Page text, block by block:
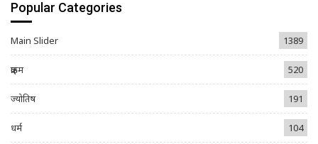
Popular Categories
Main Slider 1389
क्राइम 520
ज्योतिष 191
धर्म 104